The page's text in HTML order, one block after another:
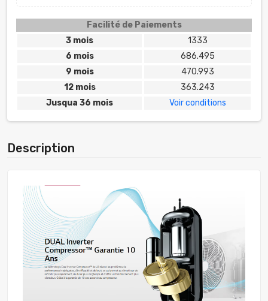
Facilité de Paiements
3 mois
1333
6 mois
686.495
9 mois
470.993
12 mois
363.243
Jusqua 36 mois
Voir conditions
Description